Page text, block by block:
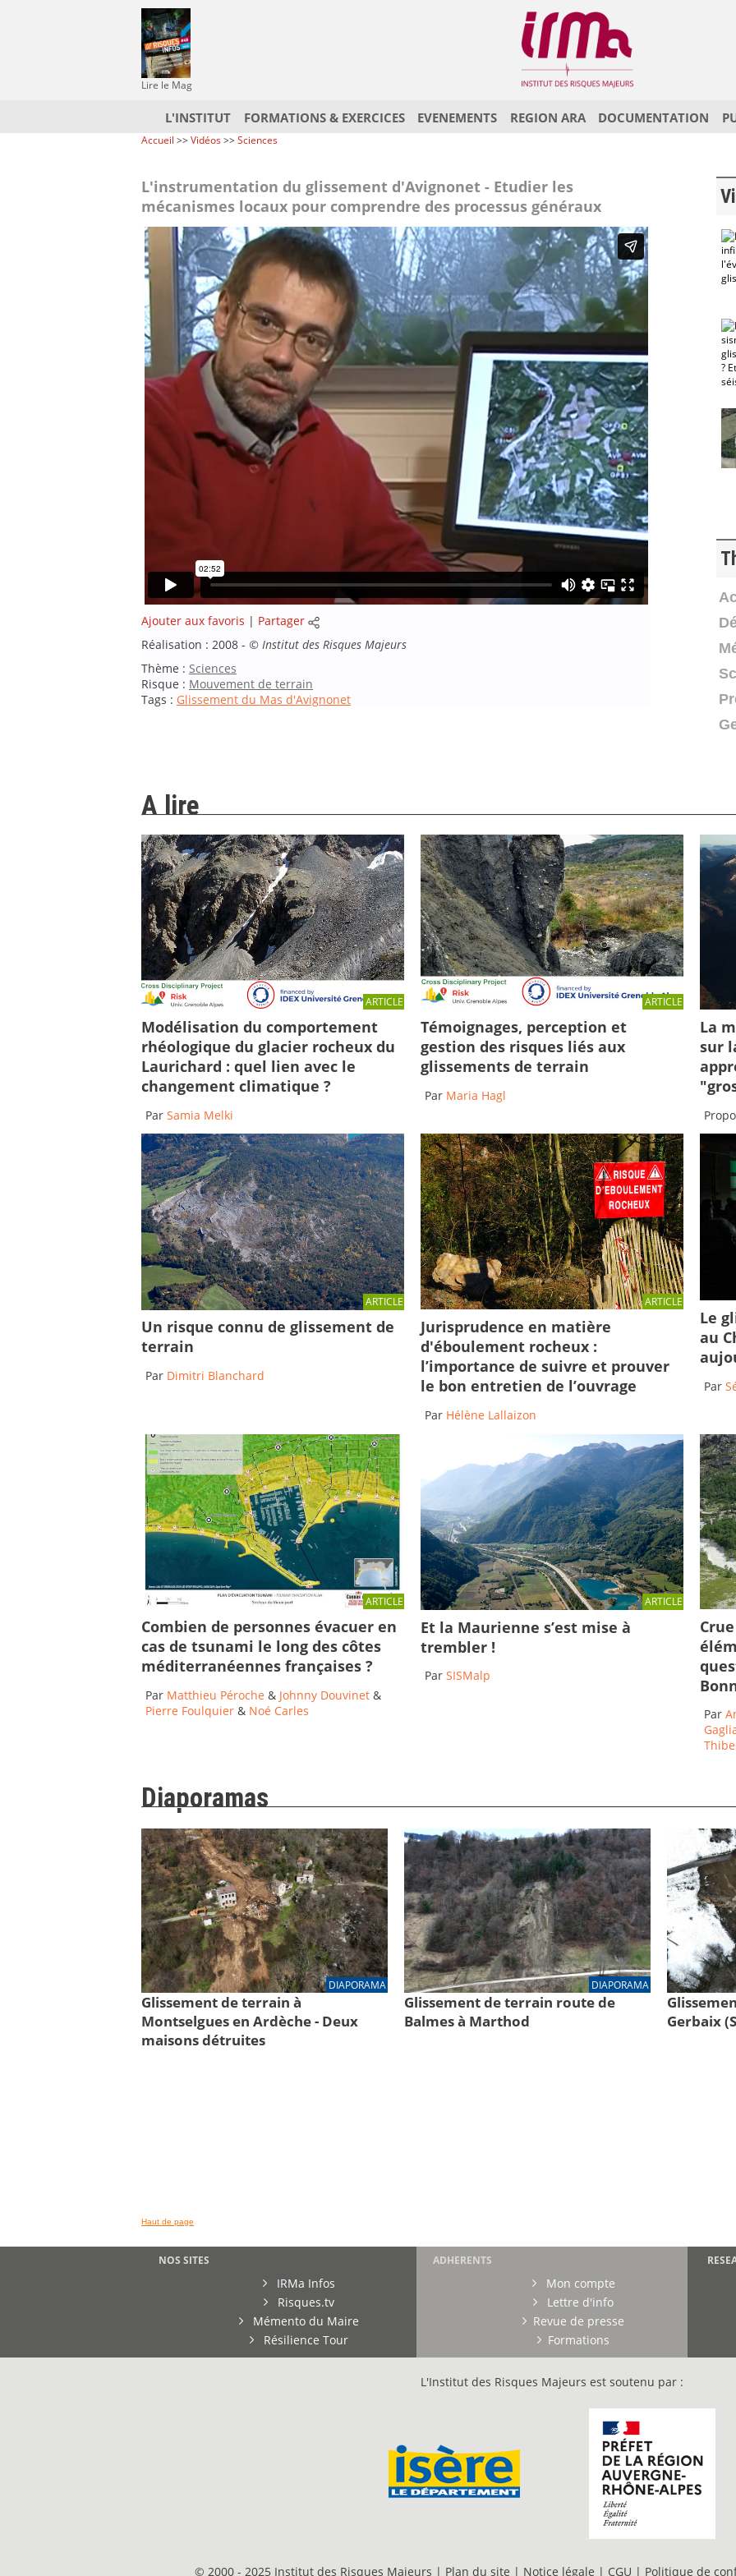
Lire le Mag
L'INSTITUT FORMATIONS & EXERCICES EVENEMENTS REGION ARA DOCUMENTATION
Accueil >>Vidéos>>Sciences
L'instrumentation du glissement d'Avignonet - Etudier les
mécanismes locaux pour comprendre des processus généraux
Ajouter aux favoris | Partager
Réalisation : 2008 - © Institut des Risques Majeurs
Thème : Sciences
Risque : Mouvement de terrain
Tags : Glissement du Mas d'Avignonet
A lire
ARTICLE
Modélisation du comportement
rhéologique du glacier rocheux du
Laurichard : quel lien avec le
changement climatique ?
Par Samia Melki
ARTICLE
Témoignages, perception et
gestion des risques liés aux
glissements de terrain
Par Maria Hagl
La
sur
ARTICLE
Un risque connu de glissement de
terrain
Par Dimitri Blanchard
ARTICLE
Jurisprudence en matière
d'éboulement rocheux :
l’importance de suivre et prouver
le bon entretien de l’ouvrage
Par Hélène Lallaizon
Le
au
Par
ARTICLE
Combien de personnes évacuer en
cas de tsunami le long des côtes
méditerranéennes françaises ?
Par Matthieu Péroche & Johnny Douvinet &
Pierre Foulquier & Noé Carles
ARTICLE
Et la Maurienne s’est mise à
trembler !
Par SISMalp
Par
Diaporamas
DIAPORAMA
Glissement de terrain à
Montselgues en Ardèche - Deux
maisons détruites
DIAPORAMA
Glissement de terrain route de
Balmes à Marthod
Gerbaix
Haut de page
NOS SITES
IRMa Infos
Risques.tv
Mémento du Maire
Résilience Tour
ADHERENTS
Mon compte
Lettre d'info
Revue de presse
Formations
L'Institut des Risques Majeurs est soutenu par :
© 2000 - 2025 Institut des Risques Majeurs | Plan du site | Notice légale | CGU | Politique de